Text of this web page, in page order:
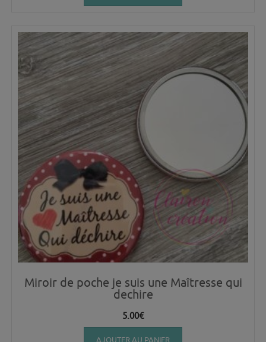
Miroir de poche je suis une Maîtresse qui
dechire
5.00€
AJOUTER AU PANIER